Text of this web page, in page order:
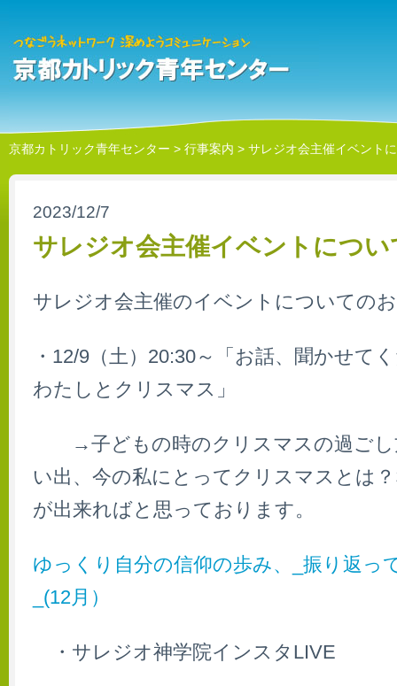
京都カトリック青年センター > 行事案内 > サレジオ会主催イベント
2023/12/7
サレジオ会主催イベントについ
サレジオ会主催のイベントについての
・12/9（土）20:30～「お話、聞かせて
わたしとクリスマス」
→子どもの時のクリスマスの過ごし
い出、今の私にとってクリスマスとは
が出来ればと思っております。
ゆっくり自分の信仰の歩み、_振り返っ
_(12月）
・サレジオ神学院インスタLIVE